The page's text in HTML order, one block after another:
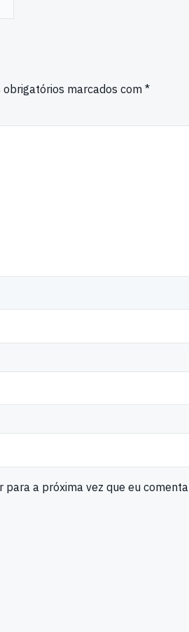
obrigatórios marcados com *
a próxima vez que eu